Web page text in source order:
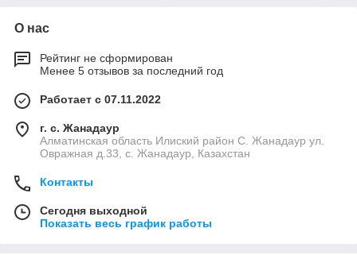
О нас
Рейтинг не сформирован
Менее 5 отзывов за последний год
Работает с 07.11.2022
г. с. Жанадаур
Алматинская область Илиский район С. Жанадаур ул.
Овражная д.33, с. Жанадаур, Казахстан
Контакты
Сегодня выходной
Показать весь график работы